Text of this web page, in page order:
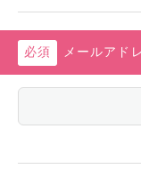
メールアド